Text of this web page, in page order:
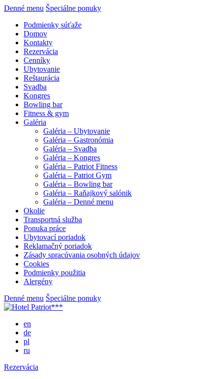
Denné menu Špeciálne ponuky
Podmienky súťaže
Domov
Kontakty
Rezervácia
Cenníky
Ubytovanie
Reštaurácia
Svadba
Kongres
Bowling bar
Fitness & gym
Galéria
Galéria – Ubytovanie
Galéria – Gastronómia
Galéria – Svadba
Galéria – Kongres
Galéria – Patriot Fitness
Galéria – Patriot Gym
Galéria – Bowling bar
Galéria – Raňajkový salónik
Galéria – Denné menu
Okolie
Transportná služba
Ponuka práce
Ubytovací poriadok
Reklamačný poriadok
Zásady spracúvania osobných údajov
Cookies
Podmienky použitia
Alergény
Denné menu Špeciálne ponuky
en
de
pl
ru
Rezervácia